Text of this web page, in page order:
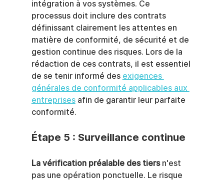
intégration à vos systèmes. Ce
processus doit inclure des contrats
définissant clairement les attentes en
matière de conformité, de sécurité et de
gestion continue des risques. Lors de la
rédaction de ces contrats, il est essentiel
de se tenir informé des exigences
générales de conformité applicables aux
entreprises afin de garantir leur parfaite
conformité.
Étape 5 : Surveillance continue
La vérification préalable des tiers n'est
pas une opération ponctuelle. Le risque